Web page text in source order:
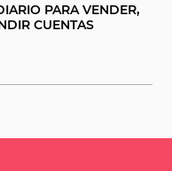
PARA VENDER,
CUENTAS